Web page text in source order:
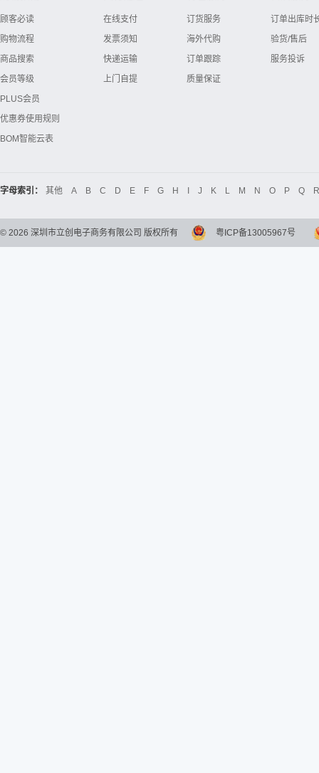
顾客必读
购物流程
商品搜索
会员等级
PLUS会员
优惠券使用规则
BOM智能云表
在线支付
发票须知
快递运输
上门自提
订货服务
海外代购
订单跟踪
质量保证
订单出库时
验货/售后
服务投诉
字母索引： 其他 A B C D E F G H J K L M N O P Q R
© 2026 深圳市立创电子商务有限公司 版权所有 粤ICP备13005967号